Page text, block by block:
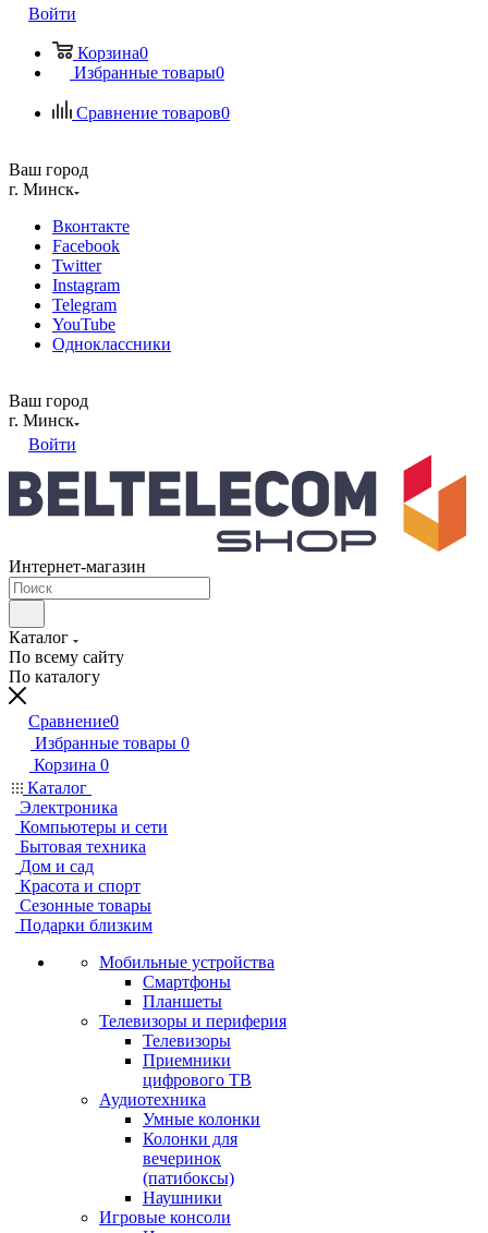
Войти
Корзина0
Избранные товары0
Сравнение товаров0
Ваш город
г. Минск
Вконтакте
Facebook
Twitter
Instagram
Telegram
YouTube
Одноклассники
Ваш город
г. Минск
Войти
Интернет-магазин
Каталог
По всему сайту
По каталогу
Сравнение0
Избранные товары 0
Корзина 0
Каталог
Электроника
Компьютеры и сети
Бытовая техника
Дом и сад
Красота и спорт
Сезонные товары
Подарки близким
Мобильные устройства
Смартфоны
Планшеты
Телевизоры и периферия
Телевизоры
Приемники
цифрового ТВ
Аудиотехника
Умные колонки
Колонки для
вечеринок
(патибоксы)
Наушники
Игровые консоли